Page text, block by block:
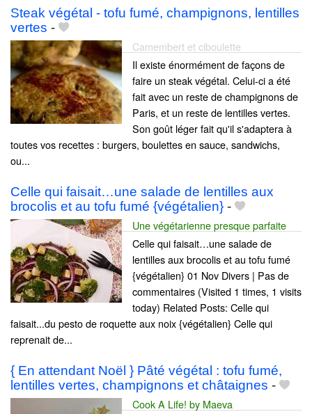
Steak végétal - tofu fumé, champignons, lentilles
vertes -
Camembert et ciboulette
Il existe énormément de façons de
faire un steak végétal. Celui-ci a été
fait avec un reste de champignons de
Paris, et un reste de lentilles vertes.
Son goût léger fait qu'il s'adaptera à
toutes vos recettes : burgers, boulettes en sauce, sandwichs,
ou...
Celle qui faisait…une salade de lentilles aux
brocolis et au tofu fumé {végétalien} -
Une végétarienne presque parfaite
Celle qui faisait…une salade de
lentilles aux brocolis et au tofu fumé
{végétalien} 01 Nov Divers | Pas de
commentaires (Visited 1 times, 1 visits
today) Related Posts: Celle qui
faisait...du pesto de roquette aux noix {végétalien} Celle qui
reprenait de...
{ En attendant Noël } Pâté végétal : tofu fumé,
lentilles vertes, champignons et châtaignes -
Cook A Life! by Maeva